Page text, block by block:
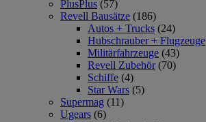
PlusPlus (57)
Revell Bausätze (186)
Autos + Trucks (24)
Hubschrauber + Flugzeuge
Militärfahrzeuge (43)
Revell Zubehör (70)
Schiffe (4)
Star Wars (5)
Supermag (11)
Ugears (6)